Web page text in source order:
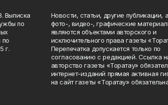
Выписка
по
по
г.
Новости, статьи, другие публикации,
фото-, видео-, графические
являются объектами авторского и
исключительного права газеты
Перепечатка допускается только по
согласованию с редакцией. Ссылка
авторство газеты «Торатау»
интернет-изданий прямая активная
на сайт газеты «Торатау»